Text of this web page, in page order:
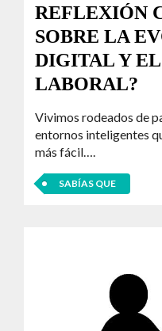
REFLEXIÓN
SOBRE LA
DIGITAL Y
LABORAL?
Vivimos rodeados de
entornos inteligentes
más fácil….
SABÍAS QUE